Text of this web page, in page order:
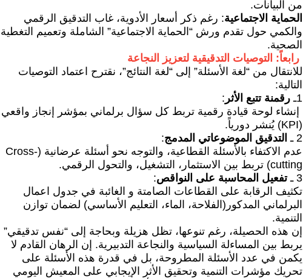
من البيانات.
الحماية الاجتماعية: رغم ذكر أسعار الأدوية، غاب التدقيق الرقمي
والكمي حول تقدم ورش “الحماية الاجتماعية” الشاملة وتعميم التغطية
الصحية.
رابعاً: التوصيات التدقيقية لتعزيز النجاعة
للانتقال من “لغة الأسئلة” إلى “لغة النتائج”، نقترح اعتماد التوصيات
التالية:
1ـ رقمنة تتبع الأثر :
إنشاء لوحة قيادة رقمية تربط كل سؤال برلماني بمؤشر إنجاز واقعي
(KPI) يُنشر دورياً.
2 ـ
التدقيق الموضوعاتي المدمج:
عدم الاكتفاء بالأسئلة القطاعية، والتوجه نحو أسئلة عرضانية (Cross-
cutting) تربط بين الاستثمار، التشغيل، والتحول الرقمي.
3 ـ
تفعيل المحاسبة على النواقص:
تكثيف الرقابة على القطاعات الصامتة و الغائبة في جدول اعمال
البرلماني المدكور(الفلاحة، الماء، التعليم الأساسي) لضمان توازن
التنمية.
إن هذه الحصيلة، رغم تنوعها، تظل هزيلة وبحاجة إلى “نفس تدقيقي”
يربط بين المساءلة السياسية والنجاعة التدبيرية. إن الرهان القادم لا
يكمن في عدد الأسئلة المطروحة، بل في قدرة هذه الأسئلة على
تحريك مؤشرات التنمية وتحقيق الأثر الإيجابي على المعيش اليومي